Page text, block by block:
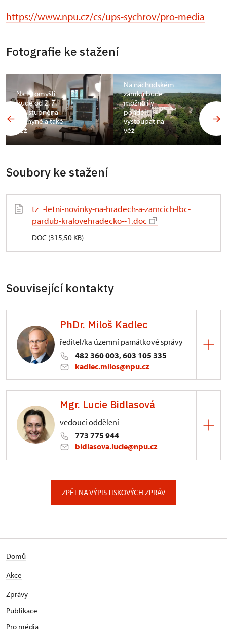
https://www.npu.cz/cs/ups-sychrov/pro-media
Fotografie ke stažení
Na Litomyšli
bude od 2. 7.
zpřístupněna
kuchyně a také
věž
Na náchodském
zámku bude
možno i v
pondělí
vystoupat na
věž
Soubory ke stažení
tz_-letni-novinky-na-hradech-a-zamcich-lbc-
pardub-kralovehradecko--1.doc
DOC (315,50 KB)
Související kontakty
PhDr. Miloš Kadlec
ředitel/ka územní památkové správy
482 360 003, 603 105 335
kadlec.milos@npu.cz
3/, Sychrov 3
Mgr. Lucie Bidlasová
vedoucí oddělení
773 775 944
bidlasova.lucie@npu.cz
ZPĚT NA VÝPIS TISKOVÝCH ZPRÁV
Domů
Akce
Zprávy
Publikace
Pro média